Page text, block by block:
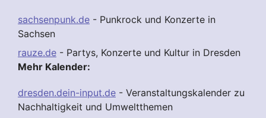
sachsenpunk.de - Punkrock und Konzerte in
Sachsen
rauze.de - Partys, Konzerte und Kultur in Dresden
Mehr Kalender:
dresden.dein-input.de - Veranstaltungskalender zu
Nachhaltigkeit und Umweltthemen